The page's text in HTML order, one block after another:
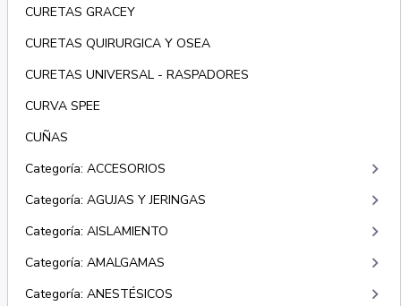
CURETAS GRACEY
CURETAS QUIRURGICA Y OSEA
CURETAS UNIVERSAL - RASPADORES
CURVA SPEE
CUÑAS
Categoría: ACCESORIOS
keyboard_arrow_right
Categoría: AGUJAS Y JERINGAS keyboard_arrow_right
Categoría: AISLAMIENTO keyboard_arrow_right
Categoría: AMALGAMAS keyboard_arrow_right
Categoría: ANESTÉSICOS keyboard_arrow_right